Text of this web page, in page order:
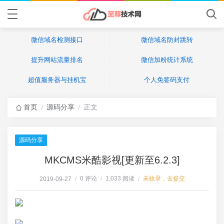
微信域名检测接口 微信域名防封跳转
提升网站流量排名 微信加粉统计系统
超值服务器与挂机宝 个人免签码支付
首页 / 源码分享 / 正文
源码分享
MKCMS米酷影视[更新至6.2.3]
2019-09-27 / 0 评论 / 1,033 阅读 / 未收录，去提交